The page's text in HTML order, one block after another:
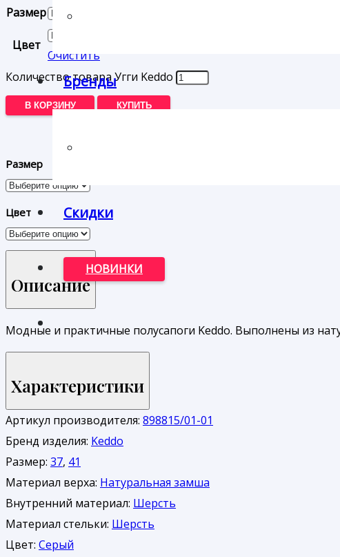
Бренды
Скидки
НОВИНКИ
Размер
Цвет
Очистить
Количество товара Угги Keddo
В КОРЗИНУ КУПИТЬ
Размер
Цвет
Описание
Модные и практичные полусапоги Keddo. Выполнены из
Характеристики
Артикул производителя: 898815/01-01
Бренд изделия: Keddo
Размер: 37, 41
Материал верха: Натуральная замша
Внутренний материал: Шерсть
Материал стельки: Шерсть
Цвет: Серый